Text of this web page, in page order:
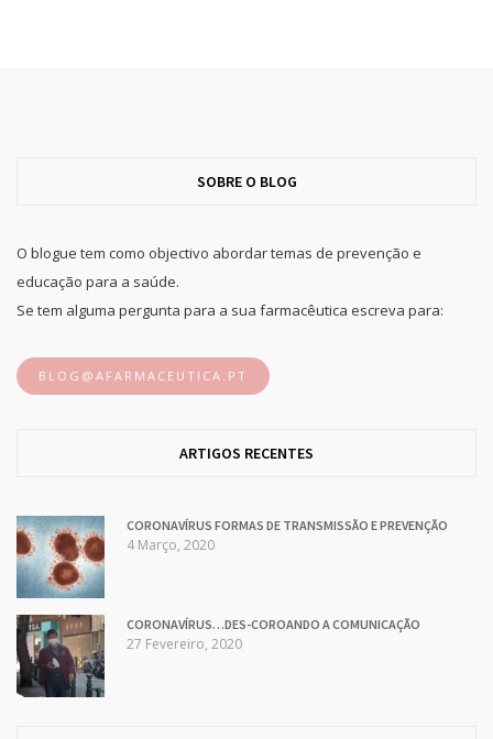
SOBRE O BLOG
O blogue tem como objectivo abordar temas de prevenção e
educação para a saúde.
Se tem alguma pergunta para a sua farmacêutica escreva para:
BLOG@AFARMACEUTICA.PT
ARTIGOS RECENTES
CORONAVÍRUS FORMAS DE TRANSMISSÃO E PREVENÇÃO
4 Março, 2020
CORONAVÍRUS…DES-COROANDO A COMUNICAÇÃO
27 Fevereiro, 2020